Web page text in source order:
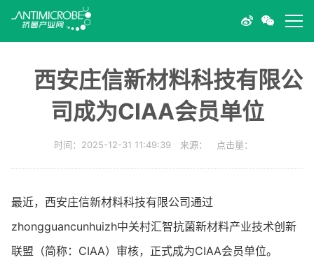
西安庄信新材料科技有限公
司成为CIAA会员单位
时间：2025-12-31 11:49:39 来源： 点击量：
最近，西安庄信新材料科技有限公司通过
zhongguancunhuizh中关村汇智抗菌新材料产业技术创新
联盟（简称：CIAA）审核，正式成为CIAA会员单位。